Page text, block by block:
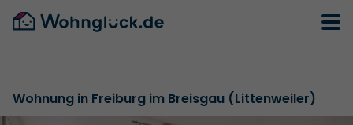
Wohnung in Freiburg im Breisgau (Littenweiler)